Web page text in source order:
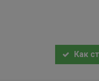
Как